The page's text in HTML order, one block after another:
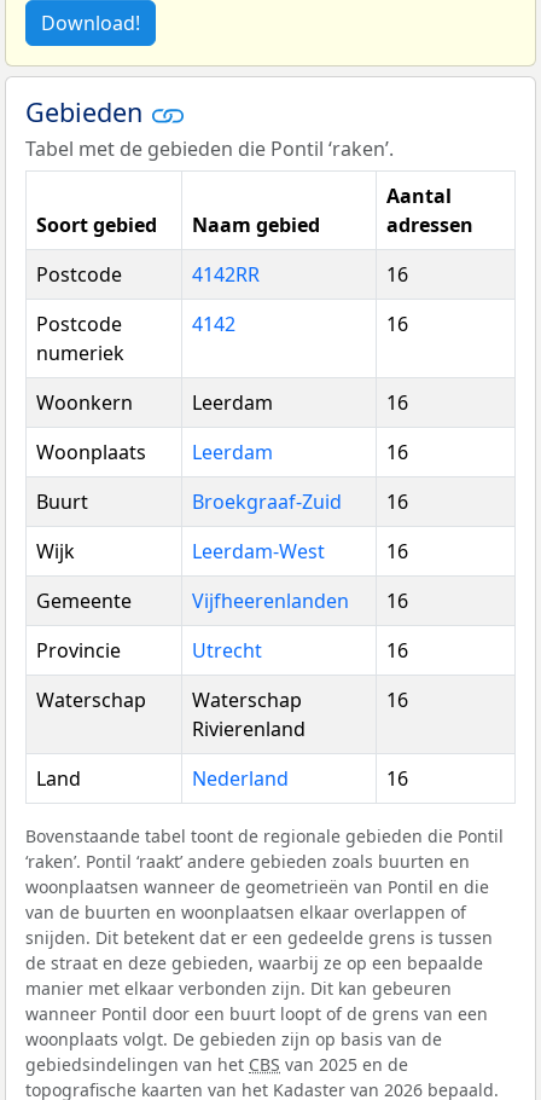
Download!
Gebieden
Tabel met de gebieden die Pontil ‘raken’.
Soort gebied Naam gebied
Aantal
adressen
Postcode
4142RR
16
Postcode
numeriek
4142 16
Woonkern Leerdam
16
Woonplaats
Leerdam
16
Buurt
Broekgraaf-Zuid
16
Wijk
Leerdam-West
16
Gemeente
Vijfheerenlanden
16
Provincie
Utrecht
16
Waterschap
Waterschap
Rivierenland
16
Land Nederland 16
Bovenstaande tabel toont de regionale gebieden die Pontil
‘raken’. Pontil ‘raakt’ andere gebieden zoals buurten en
woonplaatsen wanneer de geometrieën van Pontil en die
van de buurten en woonplaatsen elkaar overlappen of
snijden. Dit betekent dat er een gedeelde grens is tussen
de straat en deze gebieden, waarbij ze op een bepaalde
manier met elkaar verbonden zijn. Dit kan gebeuren
wanneer Pontil door een buurt loopt of de grens van een
woonplaats volgt. De gebieden zijn op basis van de
gebiedsindelingen van het CBS van 2025 en de
topografische kaarten van het Kadaster van 2026 bepaald.